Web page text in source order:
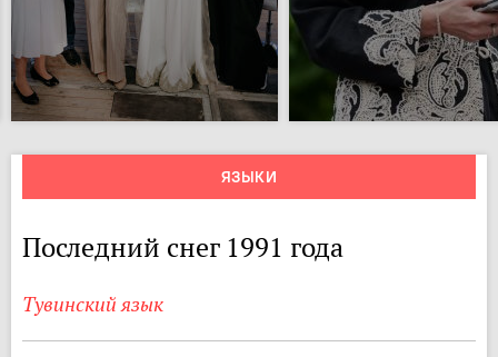
ЯЗЫКИ
Последний снег 1991 года
Тувинский язык